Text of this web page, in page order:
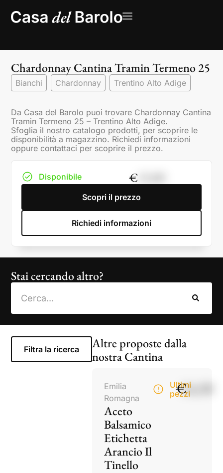
Chardonnay Cantina Tramin Termeno 25
Bianchi Chardonnay Trentino Alto Adige
Da Casa del Barolo puoi trovare Chardonnay Cantina
Tramin Termeno 25 – Trentino Alto Adige.
Sfoglia il nostro catalogo prodotti, per scoprire le
disponibilità a magazzino. Richiedi informazioni
oppure contattaci per scoprire il prezzo.
Disponibile €
Scopri il prezzo
Richiedi informazioni
Stai cercando altro?
Filtra la ricerca
Altre proposte dalla
nostra Cantina
Emilia
Romagna
Aceto
Balsamico
Etichetta
Arancio Il
Tinello
Ultimi
pezzi
€14,50